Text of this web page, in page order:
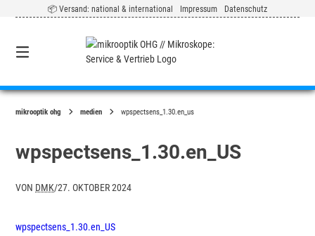
zum
📦 Versand: national & international Impressum Datenschutz
mikrooptik ohg medien wpspectsens_1.30.en_us
wpspectsens_1.30.en_US
VON DMK/27. OKTOBER 2024
wpspectsens_1.30.en_US